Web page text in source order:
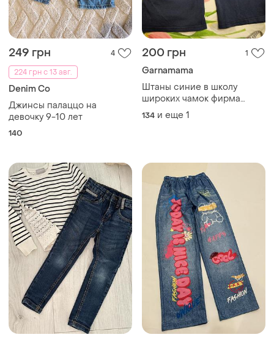
249 грн
4
224 грн с 13 авг.
Denim Co
Джинсы палаццо на
девочку 9-10 лет
140
200 грн 1
Garnamama
Штаны синие в школу
широких чамок фирма
garnamamai 7-9 лет
134 и еще 1